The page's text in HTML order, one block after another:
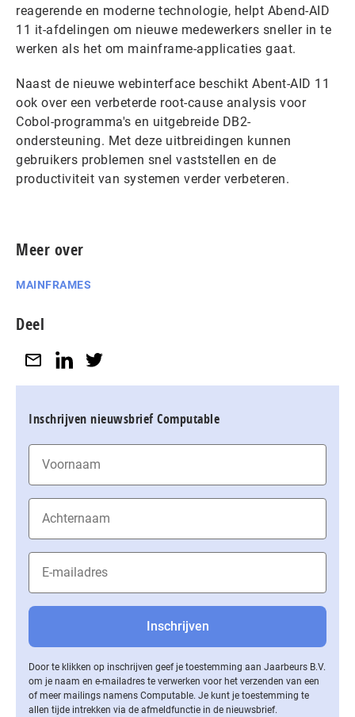
reagerende en moderne technologie, helpt Abend-AID
11 it-afdelingen om nieuwe medewerkers sneller in te
werken als het om mainframe-applicaties gaat.
Naast de nieuwe webinterface beschikt Abent-AID 11
ook over een verbeterde root-cause analysis voor
Cobol-programma's en uitgebreide DB2-
ondersteuning. Met deze uitbreidingen kunnen
gebruikers problemen snel vaststellen en de
productiviteit van systemen verder verbeteren.
Meer over
MAINFRAMES
Deel
Inschrijven nieuwsbrief Computable
Door te klikken op inschrijven geef je toestemming aan Jaarbeurs B.V.
om je naam en e-mailadres te verwerken voor het verzenden van een
of meer mailings namens Computable. Je kunt je toestemming te
allen tijde intrekken via de af­meld­func­tie in de nieuwsbrief.